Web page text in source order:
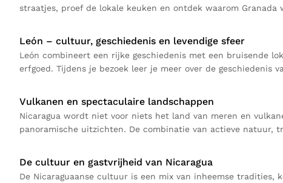
straatjes, proef de lokale keuken en ontdek waarom
León – cultuur, geschiedenis en levendige sfeer
León combineert een rijke geschiedenis met een bruisende
erfgoed. Tijdens je bezoek leer je meer over de geschiedenis
Vulkanen en spectaculaire landschappen
Nicaragua wordt niet voor niets het land van meren en
panoramische uitzichten. De combinatie van actieve natuur,
De cultuur en gastvrijheid van Nicaragua
De Nicaraguaanse cultuur is een mix van inheemse tradities,